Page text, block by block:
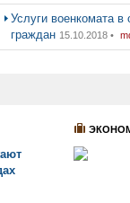
Услуги военкомата
граждан 15.10.2018 •